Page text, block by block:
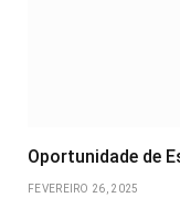
Oportunidade de
FEVEREIRO 26, 2025